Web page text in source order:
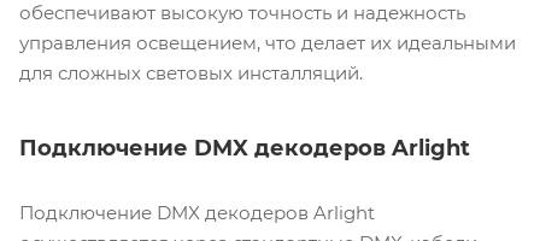
обеспечивают высокую точность и надежность
управления освещением, что делает их идеальными
для сложных световых инсталляций.
Подключение DMX декодеров Arlight
Подключение DMX декодеров Arlight